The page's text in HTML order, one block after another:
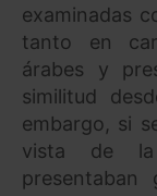
examinadas
tanto en
árabes y
similitud
embargo, si
vista de la
presentaban